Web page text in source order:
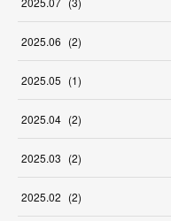
2025.06 (2)
2025.05 (1)
2025.04 (2)
2025.03 (2)
2025.02 (2)